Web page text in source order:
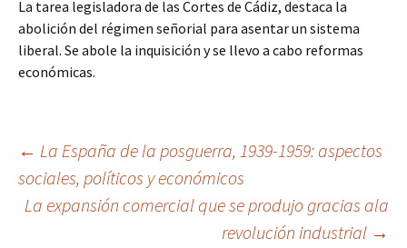
La tarea legisladora de las Cortes de Cádiz, destaca la
abolición del régimen señorial para asentar un sistema
liberal. Se abole la inquisición y se llevo a cabo reformas
económicas.
Navegación
de
← La España de la posguerra, 1939-1959: aspectos
sociales, políticos y económicos
La expansión comercial que se produjo gracias ala
revolución industrial →